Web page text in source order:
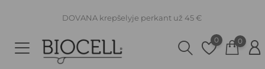
DOVANA krepšelyje perkant už 45 €
0 0